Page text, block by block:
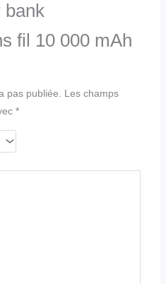
bank
fil 10 000 mAh
pas publiée.
Les champs
*